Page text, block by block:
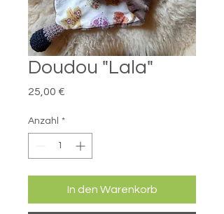
Doudou "Lala"
25,00 €
Anzahl *
In den Warenkorb